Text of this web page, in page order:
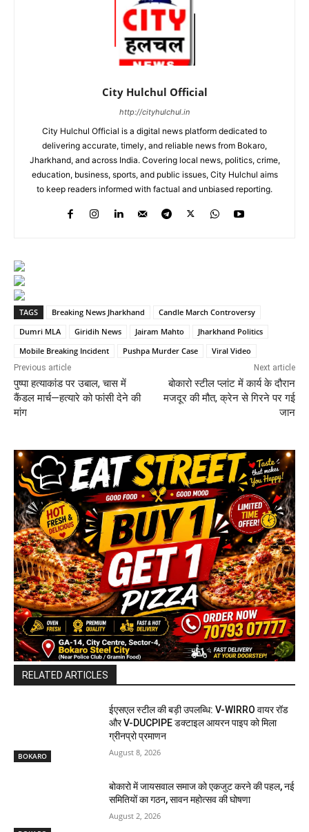
City Hulchul Official
http://cityhulchul.in
City Hulchul Official is a digital news platform dedicated to
delivering accurate, timely, and reliable news from Bokaro,
Jharkhand, and across India. Covering local news, politics, crime,
education, business, sports, and public issues, City Hulchul aims
to keep readers informed with factual and unbiased reporting.
TAGS Breaking News Jharkhand
Candle March Controversy
Dumri MLA
Giridih News Jairam Mahto
Jharkhand Politics
Mobile Breaking Incident
Pushpa Murder Case Viral Video
Previous article
पुष्पा हत्याकांड पर उबाल, चास में
कैंडल मार्च—हत्यारे को फांसी देने की
मांग
Next article
बोकारो स्टील प्लांट में कार्य के दौरान
मजदूर की मौत, क्रेन से गिरने पर गई
जान
RELATED ARTICLES
BOKARO
ईएसएल स्टील की बड़ी उपलब्धि: V-WIRRO वायर रॉड
और V-DUCPIPE डक्टाइल आयरन पाइप को मिला
ग्रीनप्रो प्रमाणन
August 8, 2026
बोकारो में जायसवाल समाज को एकजुट करने की पहल, नई
समितियों का गठन, सावन महोत्सव की घोषणा
August 2, 2026